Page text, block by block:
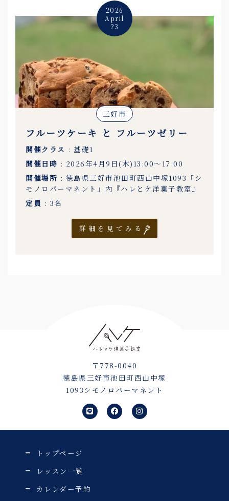
2026
April
23
三好市
フルーツケーキ と フルーツゼリー
開催クラス : 基礎1
開催日時 : 2026年4月9日(木)13:00〜17:00
開催場所 : 徳島県三好市池田町西山中塚1093「シ
モノロパーマネント」内『ハレとケ洋菓子教室』
定員 : 3名
詳細を見てみる
〒778-0040
徳島県三好市池田町西山中塚
1093シモノロパーマネント
L
i
n
e
F
a
c
e
I
n
s
t
トップページ
レッスン一覧
カレンダー予約